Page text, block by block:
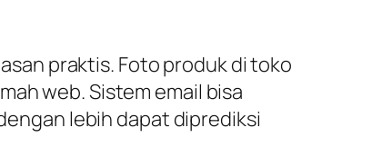
praktis. Foto produk di toko
web. Sistem email bisa
lebih dapat diprediksi